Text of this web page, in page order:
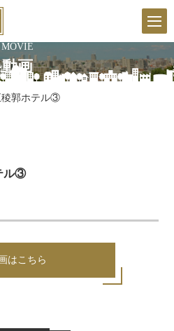
MOVIE
動画
稜郭ホテル③
ル③
はこちら